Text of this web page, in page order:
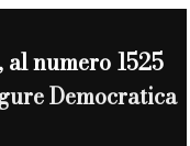
numero 1525
Democratica